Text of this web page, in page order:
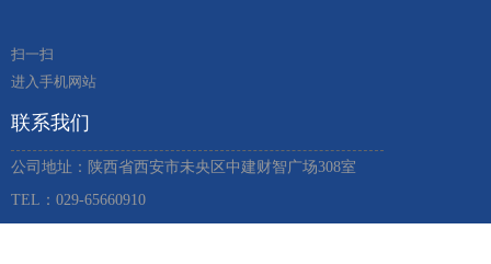
扫一扫
进入手机网站
联系我们
公司地址：陕西省西安市未央区中建财智广场308室
TEL：029-65660910 ​